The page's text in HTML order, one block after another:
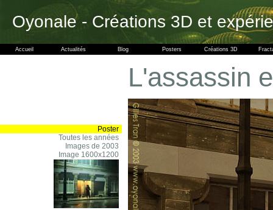
Oyonale - Créations 3D et
Accueil Actualités Blog Posters Créations 3D
Poster
Toutes les années
Images de 2003
Image 1600x1200
L'assassin